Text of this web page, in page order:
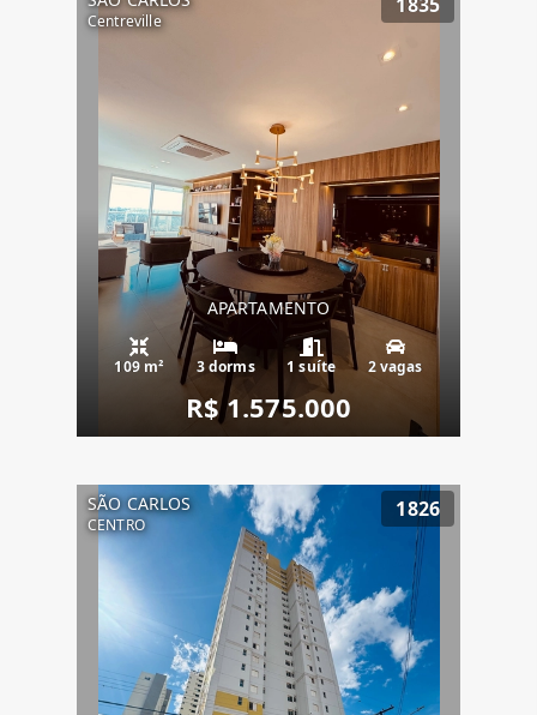
Centreville
APARTAMENTO
109 m² 3 dorms 1 suíte 2 vagas
R$ 1.575.000
SÃO CARLOS
CENTRO
1826